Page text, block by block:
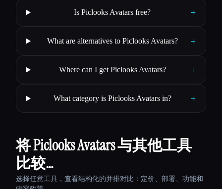
Is Piclooks Avatars free? +
What are alternatives to Piclooks Avatars? +
Where can I get Piclooks Avatars? +
What category is Piclooks Avatars in? +
将 Piclooks Avatars 与其他工具
比较…
选择任意工具，查看结构化的并排对比：定价、部署、功能和